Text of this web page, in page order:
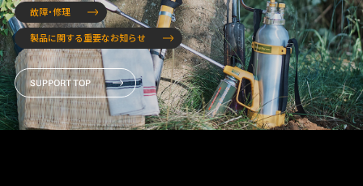
故障・修理
製品に関する重要なお知らせ
SUPPORT TOP